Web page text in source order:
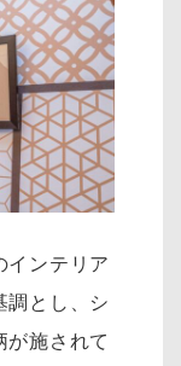
インテリア
調とし、シ
が施されて